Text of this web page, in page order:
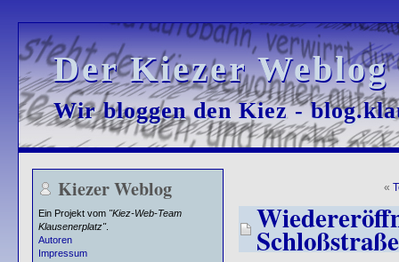
Der Kiezer
Der Kiezer
Wir bloggen den Kiez -
Wir bloggen den Kiez -
Kiezer Weblog
Ein Projekt vom "Kiez-Web-Team
Klausenerplatz".
Autoren
Impressum
«
Schloßstraße